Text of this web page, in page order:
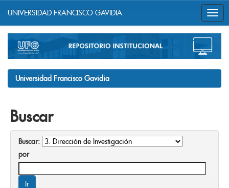
navigation
UNIVERSIDAD FRANCISCO GAVIDIA
Universidad Francisco Gavidia
Buscar
Buscar:
por